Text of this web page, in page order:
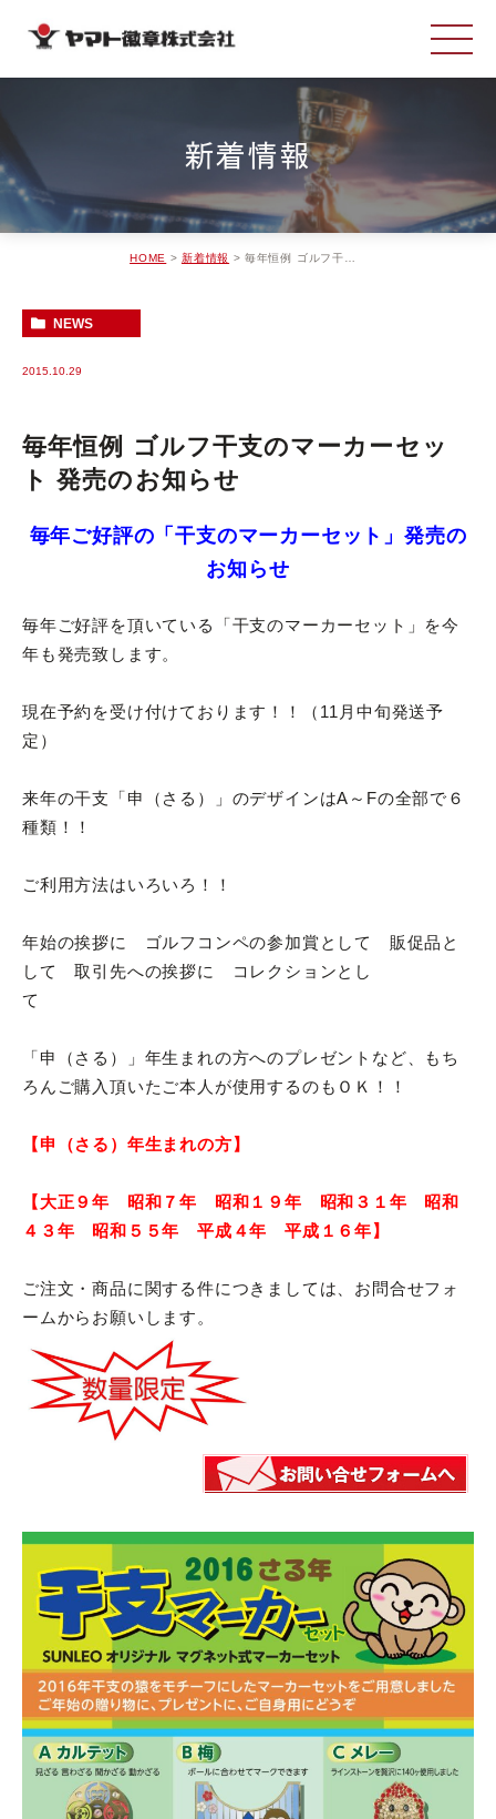
新着情報
HOME 新着情報 毎年恒例 ゴルフ干支のマーカーセット 発売のお知らせ
NEWS
2015.10.29
毎年恒例 ゴルフ干支のマーカーセッ
ト 発売のお知らせ
毎年ご好評の「干支のマーカーセット」発売の
お知らせ
毎年ご好評を頂いている「干支のマーカーセット」を今
年も発売致します。
現在予約を受け付けております！！（11月中旬発送予
定）
来年の干支「申（さる）」のデザインはA～Fの全部で６
種類！！
ご利用方法はいろいろ！！
年始の挨拶に ゴルフコンペの参加賞として 販促品と
して 取引先への挨拶に コレクションとし
て
「申（さる）」年生まれの方へのプレゼントなど、もち
ろんご購入頂いたご本人が使用するのもＯＫ！！
【申（さる）年生まれの方】
【大正９年 昭和７年 昭和１９年 昭和３１年 昭和
４３年 昭和５５年 平成４年 平成１６年】
ご注文・商品に関する件につきましては、お問合せフォ
ームからお願いします。